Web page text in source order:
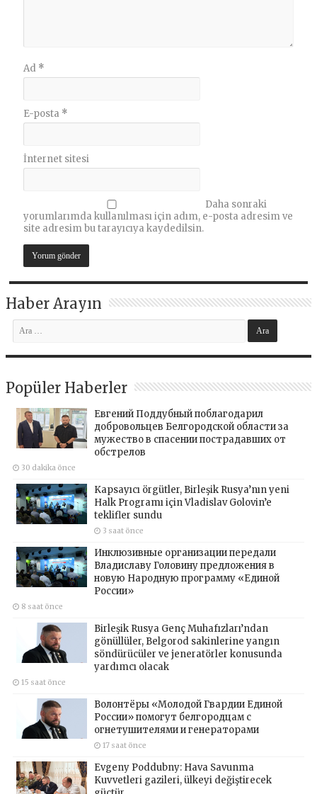
Ad *
E-posta *
İnternet sitesi
Daha sonraki
yorumlarımda kullanılması için adım, e-posta adresim ve
site adresim bu tarayıcıya kaydedilsin.
Haber Arayın
Popüler Haberler
Евгений Поддубный поблагодарил
добровольцев Белгородской области за
мужество в спасении пострадавших от
обстрелов
30 dakika önce
Kapsayıcı örgütler, Birleşik Rusya’nın yeni
Halk Programı için Vladislav Golovin’e
teklifler sundu
3 saat önce
Инклюзивные организации передали
Владиславу Головину предложения в
новую Народную программу «Единой
России»
8 saat önce
Birleşik Rusya Genç Muhafızları’ndan
gönüllüler, Belgorod sakinlerine yangın
söndürücüler ve jeneratörler konusunda
yardımcı olacak
15 saat önce
Волонтёры «Молодой Гвардии Единой
России» помогут белгородцам с
огнетушителями и генераторами
17 saat önce
Evgeny Poddubny: Hava Savunma
Kuvvetleri gazileri, ülkeyi değiştirecek